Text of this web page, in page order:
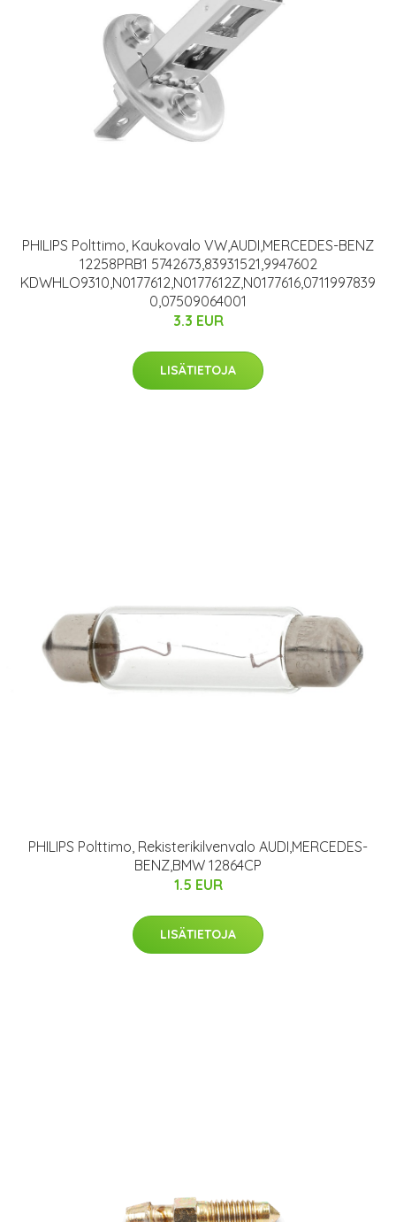
PHILIPS Polttimo, Kaukovalo VW,AUDI,MERCEDES-BENZ
12258PRB1 5742673,83931521,9947602
KDWHLO9310,N0177612,N0177612Z,N0177616,0711997839
0,07509064001
3.3 EUR
LISÄTIETOJA
PHILIPS Polttimo, Rekisterikilvenvalo AUDI,MERCEDES-
BENZ,BMW 12864CP
1.5 EUR
LISÄTIETOJA